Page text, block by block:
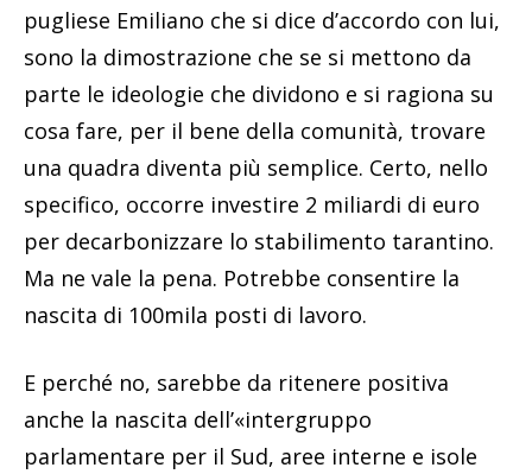
pugliese Emiliano che si dice d’accordo con lui,
sono la dimostrazione che se si mettono da
parte le ideologie che dividono e si ragiona su
cosa fare, per il bene della comunità, trovare
una quadra diventa più semplice. Certo, nello
specifico, occorre investire 2 miliardi di euro
per decarbonizzare lo stabilimento tarantino.
Ma ne vale la pena. Potrebbe consentire la
nascita di 100mila posti di lavoro.
E perché no, sarebbe da ritenere positiva
anche la nascita dell’«intergruppo
parlamentare per il Sud, aree interne e isole